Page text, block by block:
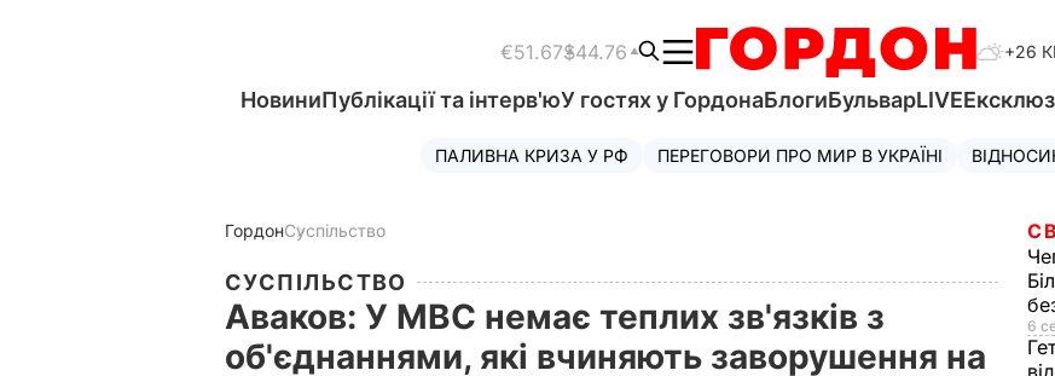
€51.67$44.76 +26
НовиниПублікації та інтерв'юУ гостях у ГордонаБлогиБульварLIVE
ПАЛИВНА КРИЗА У РФ ПЕРЕГОВОРИ ПРО МИР В УКРАЇНІ
ГордонСуспільство
СУСПІЛЬСТВО
Аваков: У МВС немає теплих зв'язків з
об'єднаннями, які вчиняють заворушення на
6